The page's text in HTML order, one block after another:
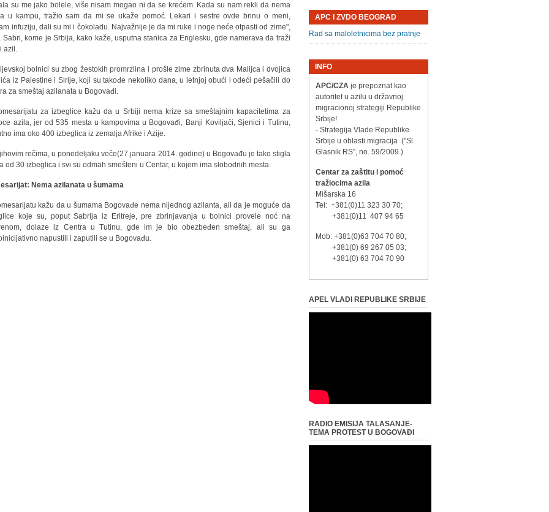
su me jako bolele, više nisam mogao ni da se krećem. Kada su nam rekli da nema
u kampu, tražio sam da mi se ukaže pomoć. Lekari i sestre ovde brinu o meni,
infuziju, dali su mi i čokoladu. Najvažnije je da mi ruke i noge neće otpasti od zime",
Sabri, kome je Srbija, kako kaže, usputna stanica za Englesku, gde namerava da traži
azil.
bolnici su zbog žestokih promrzlina i prošle zime zbrinuta dva Malijca i dvojica
iz Palestine i Sirije, koji su takođe nekoliko dana, u letnjoj obući i odeći pešačili do
za smeštaj azilanata u Bogovađi.
za izbeglice kažu da u Srbiji nema krize sa smeštajnim kapacitetima za
azila, jer od 535 mesta u kampovima u Bogovađi, Banji Koviljači, Sjenici i Tutinu,
ima oko 400 izbeglica iz zemalja Afrike i Azije.
rečima, u ponedeljaku veče(27.januara 2014. godine) u Bogovađu je tako stigla
od 30 izbeglica i svi su odmah smešteni u Centar, u kojem ima slobodnih mesta.
Nema azilanata u šumama
kažu da u šumama Bogovađe nema nijednog azilanta, ali da je moguće da
koje su, poput Sabrija iz Eritreje, pre zbrinjavanja u bolnici provele noć na
dolaze iz Centra u Tutinu, gde im je bio obezbeđen smeštaj, ali su ga
napustili i zaputili se u Bogovađu.
APC I ZVDO BEOGRAD
Rad sa maloletnicima bez pratnje
INFO
APC/CZAje prepoznat kao
autoritet u azilu u državnoj
migracionoj strategiji Republike
Srbije!
- Strategija Vlade Republike
Srbije u oblasti migracija ("Sl.
Glasnik RS", no. 59/2009.)
Centar za zaštitu i pomoć
tražiocima azila
Mišarska 16
Tel: +381(0)11 323 30 70;
+381(0)11 407 94 65
Mob: +381(0)63 704 70 80;
+381(0) 69 267 05 03;
+381(0) 63 704 70 90
APEL VLADI REPUBLIKE SRBIJE
RADIO EMISIJA TALASANJE-
TEMA PROTEST U BOGOVAĐI